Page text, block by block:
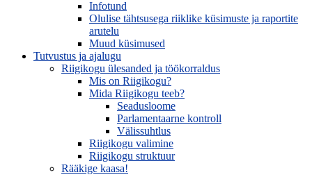
Infotund
Olulise tähtsusega riiklike küsimuste ja raportite
arutelu
Muud küsimused
Tutvustus ja ajalugu
Riigikogu ülesanded ja töökorraldus
Mis on Riigikogu?
Mida Riigikogu teeb?
Seadusloome
Parlamentaarne kontroll
Välissuhtlus
Riigikogu valimine
Riigikogu struktuur
Rääkige kaasa!